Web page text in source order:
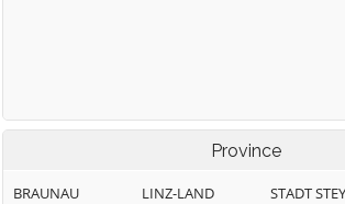
Province
BRAUNAU
LINZ-LAND
STADT